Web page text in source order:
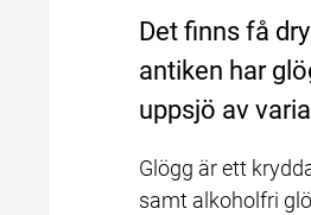
Det finns få
antiken har
uppsjö av
Glögg är ett
samt alkoholfri